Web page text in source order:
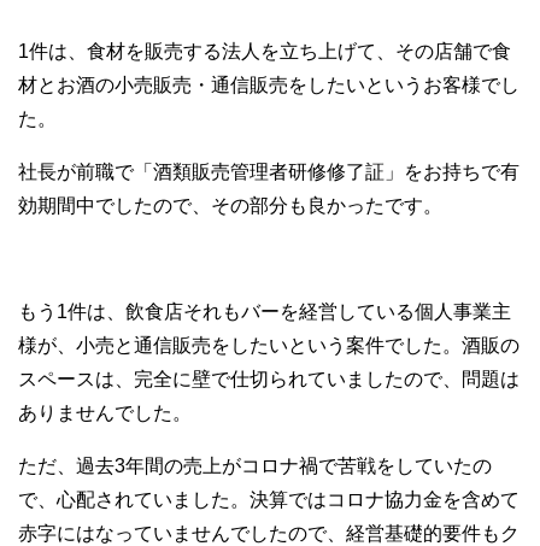
1件は、食材を販売する法人を立ち上げて、その店舗で食
材とお酒の小売販売・通信販売をしたいというお客様でし
た。
社長が前職で「酒類販売管理者研修修了証」をお持ちで有
効期間中でしたので、その部分も良かったです。
もう1件は、飲食店それもバーを経営している個人事業主
様が、小売と通信販売をしたいという案件でした。酒販の
スペースは、完全に壁で仕切られていましたので、問題は
ありませんでした。
ただ、過去3年間の売上がコロナ禍で苦戦をしていたの
で、心配されていました。決算ではコロナ協力金を含めて
赤字にはなっていませんでしたので、経営基礎的要件もク